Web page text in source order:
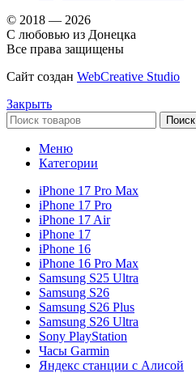
© 2018 — 2026
С любовью из Донецка
Все права защищены
Сайт создан WebCreative Studio
Закрыть
Поиск
Меню
Категории
iPhone 17 Pro Max
iPhone 17 Pro
iPhone 17 Air
iPhone 17
iPhone 16
iPhone 16 Pro Max
Samsung S25 Ultra
Samsung S26
Samsung S26 Plus
Samsung S26 Ultra
Sony PlayStation
Часы Garmin
Яндекс станции с Алисой